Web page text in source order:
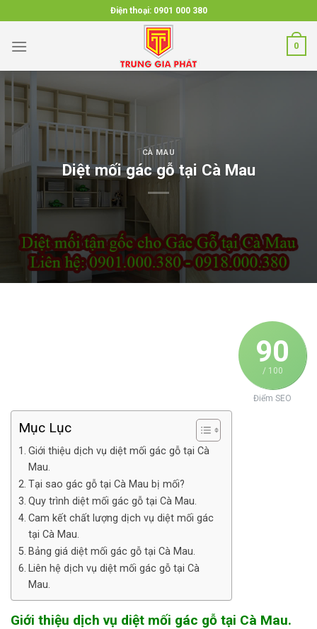
to
content
Điện thoại: 0901 000 380
0
CÀ MAU
Diệt mối gác gỗ tại Cà Mau
90
/ 100
Điểm SEO
Mục Lục
Giới thiệu dịch vụ diệt mối gác gỗ tại Cà
Mau.
Tại sao gác gỗ tại Cà Mau bị mối?
Quy trình diệt mối gác gỗ tại Cà Mau.
Cam kết chất lượng dịch vụ diệt mối gác
tại Cà Mau.
Bảng giá diệt mối gác gỗ tại Cà Mau.
Liên hệ dịch vụ diệt mối gác gỗ tại Cà
Mau.
Giới thiệu dịch vụ diệt mối gác gỗ tại Cà Mau.